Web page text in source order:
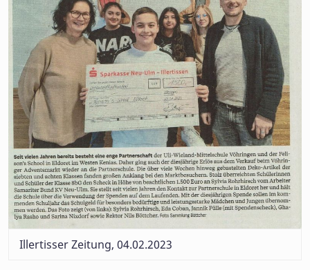
Illertisser Zeitung, 04.02.2023